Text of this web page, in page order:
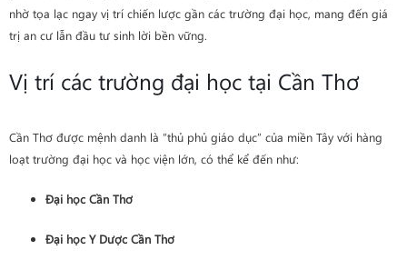
nhờ tọa lạc ngay vị trí chiến lược gần các trường đại học, mang đến giá
trị an cư lẫn đầu tư sinh lời bền vững.
Vị trí các trường đại học tại Cần Thơ
Cần Thơ được mệnh danh là “thủ phủ giáo dục” của miền Tây với hàng
loạt trường đại học và học viện lớn, có thể kể đến như:
Đại học Cần Thơ
Đại học Y Dược Cần Thơ